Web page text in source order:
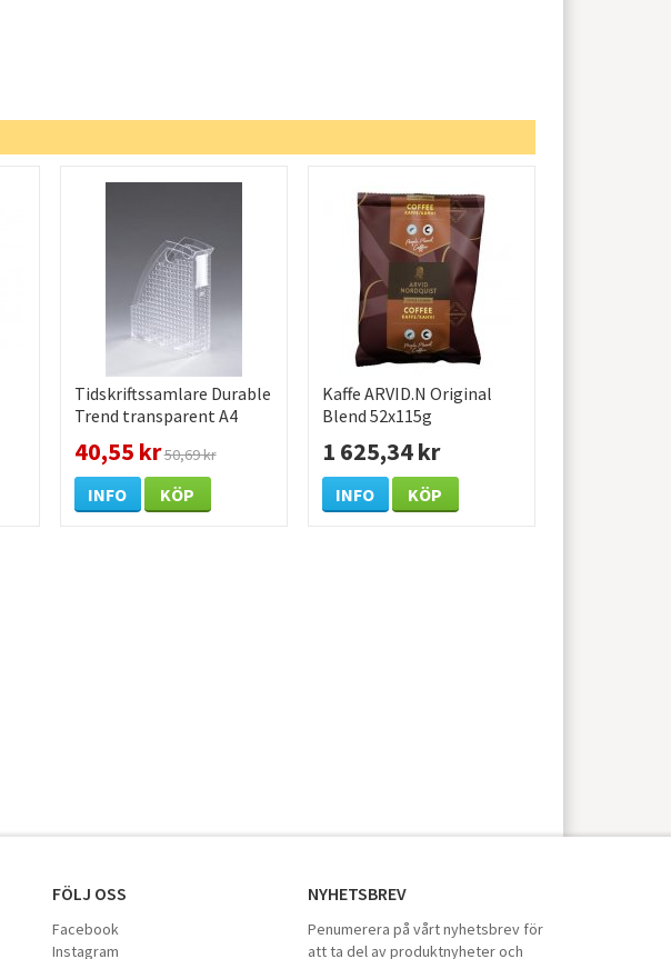
Tidskriftssamlare Durable
Trend transparent A4
40,55 kr50,69 kr
INFO KÖP
Kaffe ARVID.N Original
Blend 52x115g
1 625,34 kr
INFO KÖP
FÖLJ OSS
Facebook
Instagram
NYHETSBREV
Penumerera på vårt nyhetsbrev för
att ta del av produktnyheter och